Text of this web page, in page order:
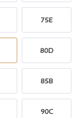
75E
80D
85B
90C